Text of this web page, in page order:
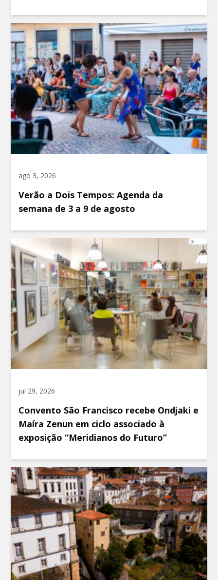
ago 3, 2026
Verão a Dois Tempos: Agenda da
semana de 3 a 9 de agosto
jul 29, 2026
Convento São Francisco recebe Ondjaki e
Maíra Zenun em ciclo associado à
exposição “Meridianos do Futuro”